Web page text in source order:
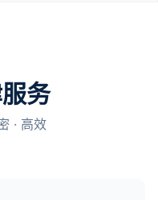
务
· 高效